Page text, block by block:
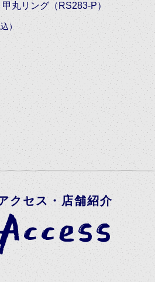
甲丸リング（RS283-P）
）
クセス・店舗紹介